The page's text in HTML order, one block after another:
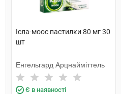
Ісла-моос пастилки 80 мг 30
шт
Енгельгард Арцнайміттель
Є в наявності